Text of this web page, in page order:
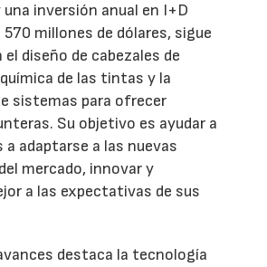
inversión anual en I+D
millones de dólares, sigue
diseño de cabezales de
de las tintas y la
sistemas para ofrecer
Su objetivo es ayudar a
adaptarse a las nuevas
mercado, innovar y
a las expectativas de sus
destaca la tecnología